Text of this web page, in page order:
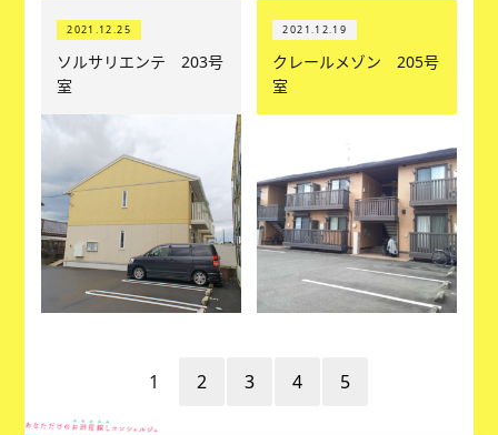
2021.12.25
ソルサリエンテ 203号
室
2021.12.19
クレールメゾン 205号
室
1 2 3 4 5